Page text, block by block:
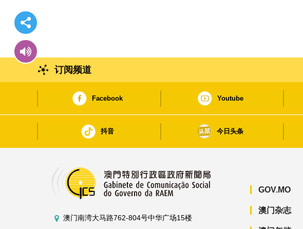
订阅频道
Facebook Youtube
抖音 今日头条
澳门南湾大马路762-804号中华广场15楼
GOV.MO
澳门杂志